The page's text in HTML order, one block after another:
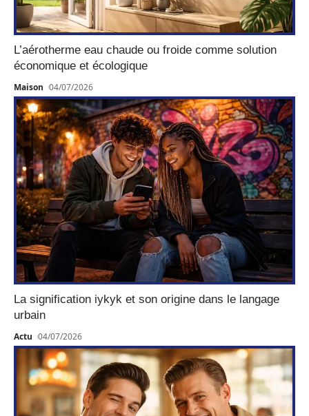
L’aérotherme eau chaude ou froide comme solution
économique et écologique
Maison 04/07/2026
La signification iykyk et son origine dans le langage
urbain
Actu 04/07/2026